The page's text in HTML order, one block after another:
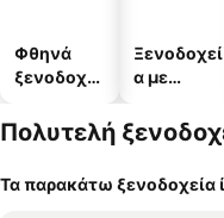
Φθηνά
ξενοδοχεί
Ξενοδοχεί
α με
Πολυτελή
Τα παρακάτω ξενοδοχεία